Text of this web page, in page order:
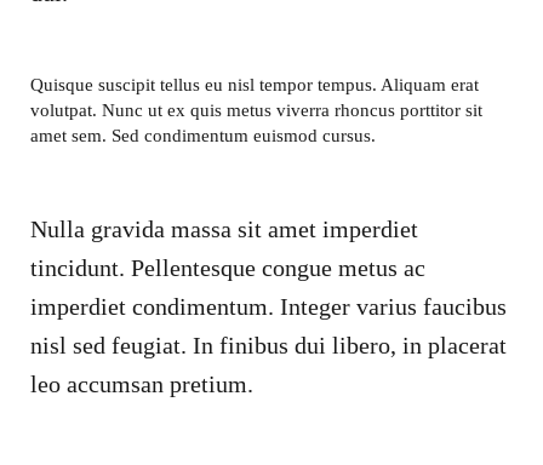
Quisque suscipit tellus eu nisl tempor tempus. Aliquam erat
volutpat. Nunc ut ex quis metus viverra rhoncus porttitor sit
amet sem. Sed condimentum euismod cursus.
Nulla gravida massa sit amet imperdiet
tincidunt. Pellentesque congue metus ac
imperdiet condimentum. Integer varius faucibus
nisl sed feugiat. In finibus dui libero, in placerat
leo accumsan pretium.